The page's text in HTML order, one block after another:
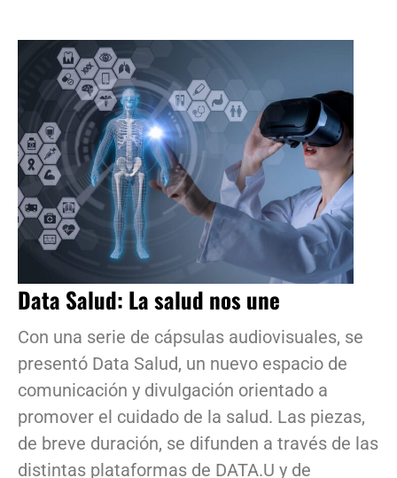
Data Salud: La salud nos une
Con una serie de cápsulas audiovisuales, se
presentó Data Salud, un nuevo espacio de
comunicación y divulgación orientado a
promover el cuidado de la salud. Las piezas,
de breve duración, se difunden a través de las
distintas plataformas de DATA.U y de